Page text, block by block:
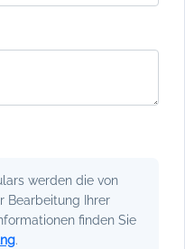
werden die von
Bearbeitung Ihrer
finden Sie
.